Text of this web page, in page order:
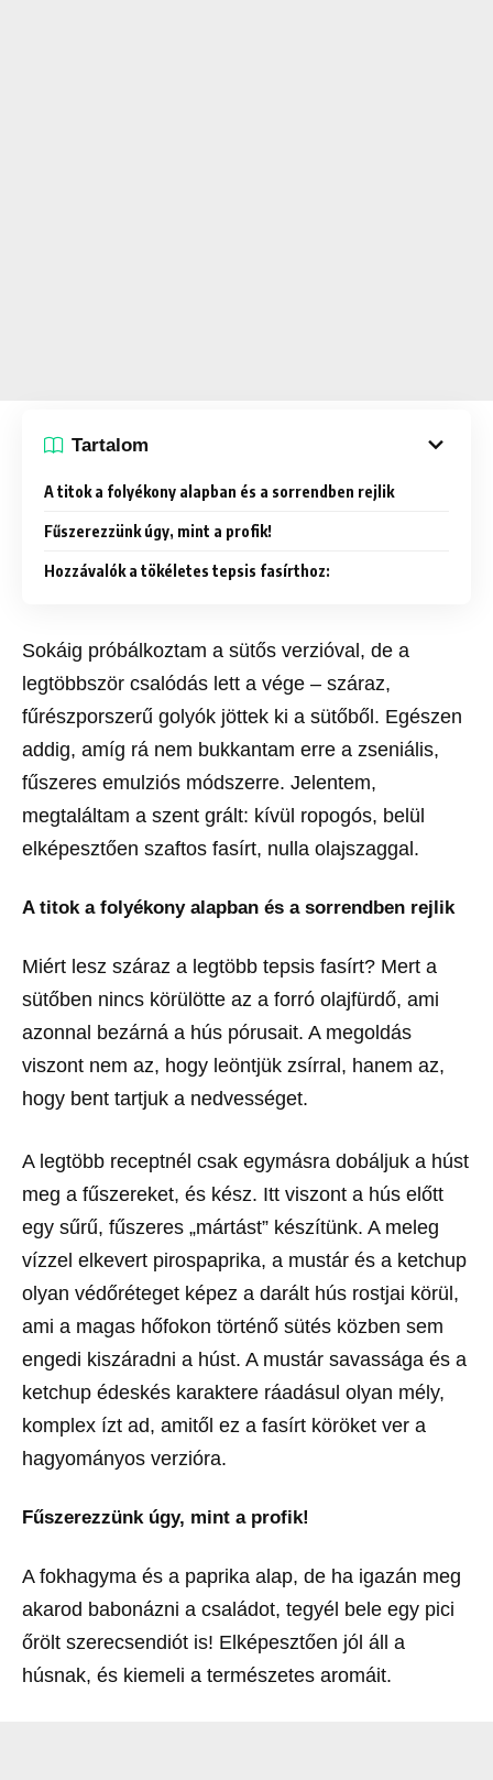
Tartalom
A titok a folyékony alapban és a sorrendben rejlik
Fűszerezzünk úgy, mint a profik!
Hozzávalók a tökéletes tepsis fasírthoz:
Sokáig próbálkoztam a sütős verzióval, de a
legtöbbször csalódás lett a vége – száraz,
fűrészporszerű golyók jöttek ki a sütőből. Egészen
addig, amíg rá nem bukkantam erre a zseniális,
fűszeres emulziós módszerre. Jelentem,
megtaláltam a szent grált: kívül ropogós, belül
elképesztően szaftos fasírt, nulla olajszaggal.
A titok a folyékony alapban és a sorrendben rejlik
Miért lesz száraz a legtöbb tepsis fasírt? Mert a
sütőben nincs körülötte az a forró olajfürdő, ami
azonnal bezárná a hús pórusait. A megoldás
viszont nem az, hogy leöntjük zsírral, hanem az,
hogy bent tartjuk a nedvességet.
A legtöbb receptnél csak egymásra dobáljuk a húst
meg a fűszereket, és kész. Itt viszont a hús előtt
egy sűrű, fűszeres „mártást” készítünk. A meleg
vízzel elkevert pirospaprika, a mustár és a ketchup
olyan védőréteget képez a darált hús rostjai körül,
ami a magas hőfokon történő sütés közben sem
engedi kiszáradni a húst. A mustár savassága és a
ketchup édeskés karaktere ráadásul olyan mély,
komplex ízt ad, amitől ez a fasírt köröket ver a
hagyományos verzióra.
Fűszerezzünk úgy, mint a profik!
A fokhagyma és a paprika alap, de ha igazán meg
akarod babonázni a családot, tegyél bele egy pici
őrölt szerecsendiót is! Elképesztően jól áll a
húsnak, és kiemeli a természetes aromáit.